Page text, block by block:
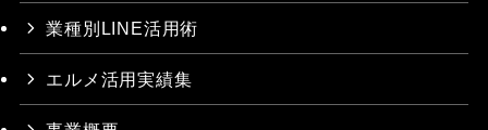
業種別LINE活用術
エルメ活用実績集